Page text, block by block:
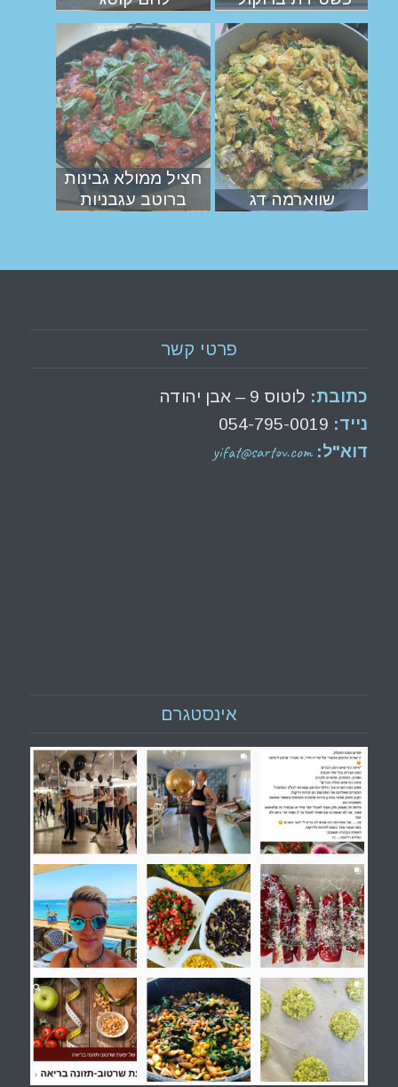
שווארמה דג
חציל ממולא גבינות
ברוטב עגבניות
פרטי קשר
כתובת: לוטוס 9 – אבן יהודה
נייד: 054-795-0019
דוא"ל:yifat@sartov.com
אינסטגרם